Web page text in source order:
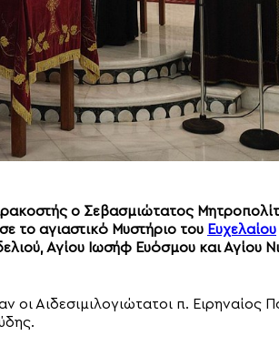
ο Σεβασμιώτατος
το αγιαστικό Μυστήριο του Ευχελαίου
Αγίου Ιωσήφ Ευόσμου και Αγίου
Αιδεσιμιλογιώτατοι π. Ειρηναίος
Σωτήρος στη